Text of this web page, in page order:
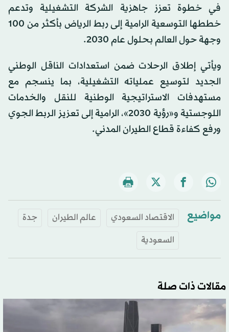
في خطوة تعزز جاهزية الشركة التشغيلية وتدعم
خططها التوسعية الرامية إلى ربط الرياض بأكثر من 100
وجهة حول العالم بحلول عام 2030.
ويأتي إطلاق الرحلات ضمن استعدادات الناقل الوطني
الجديد لتوسيع عملياته التشغيلية، بما ينسجم مع
مستهدفات الاستراتيجية الوطنية للنقل والخدمات
اللوجستية و«رؤية 2030»، الرامية إلى تعزيز الربط الجوي
ورفع كفاءة قطاع الطيران المدني.
مواضيع الاقتصاد السعودي عالم الطيران
جدة
السعودية
مقالات ذات صلة